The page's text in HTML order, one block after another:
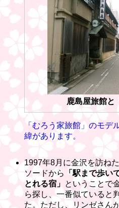
鹿島屋旅館と
「むろう家旅館」のモデ
緯があります。
1997年8月に金沢を訪ね
ソードから
「駅まで歩い
とれる宿」 ということで
ら探し、一番似ていると
た。ただし、リンゼさん